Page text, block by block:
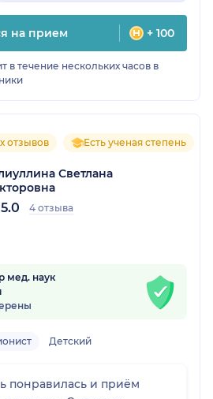
на прием + 100
в течение нескольких часов в
отзывов Есть ученая степень
Светлана
5.0 4 отзыва
мед. наук
Детский
понравилась и приём